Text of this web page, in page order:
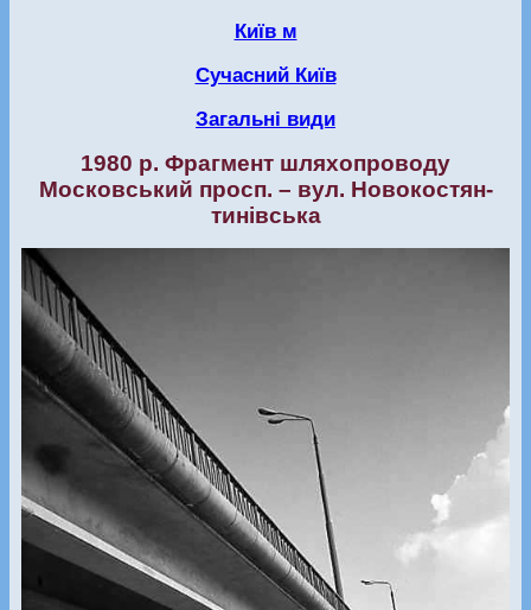
Київ м
Сучасний Київ
Загальні види
1980 р. Фрагмент шляхопроводу
Московський просп. – вул. Новокостян­
тинівська